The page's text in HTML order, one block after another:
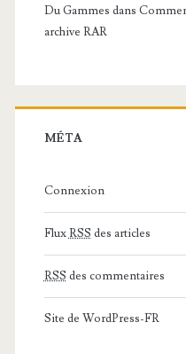
Du Gammes dans
archive RAR
MÉTA
Connexion
FluxRSS des articles
RSS des commentaires
Site de WordPress-FR